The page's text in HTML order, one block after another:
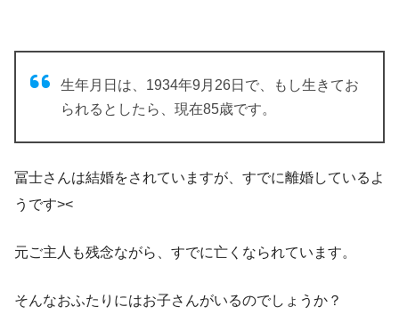
生年月日は、1934年9月26日で、もし生きてお
られるとしたら、現在85歳です。
冨士さんは結婚をされていますが、すでに離婚しているよ
うです><
元ご主人も残念ながら、すでに亡くなられています。
そんなおふたりにはお子さんがいるのでしょうか？